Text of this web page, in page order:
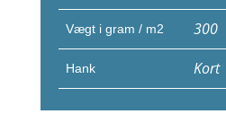
Vægt i gram / m2 300
Hank Kort